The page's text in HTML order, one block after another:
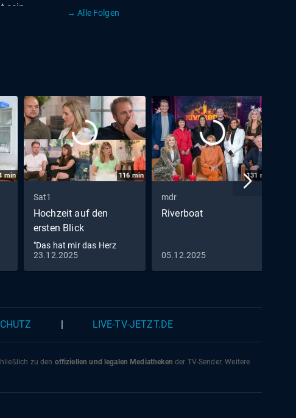
sein
Ihr
Die
→ Alle Folgen
min 116min
Sat1
Hochzeit auf den
ersten Blick
"Das hat mir das Herz
zerrissen": Ein Finale
emotionaler denn je!
23.12.2025
131 min
mdr
Riverboat
05.12.2025
LIVE-TV-JETZT.DE
zu den offiziellen und legalen Mediatheken der TV-Sender. Weitere